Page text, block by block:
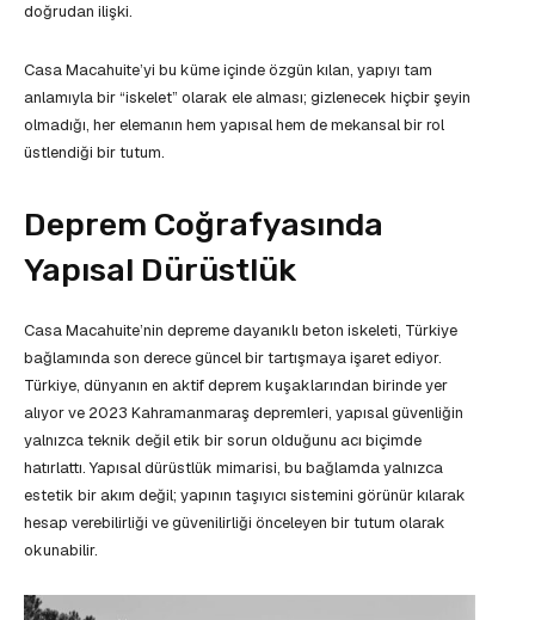
doğrudan ilişki.
Casa Macahuite’yi bu küme içinde özgün kılan, yapıyı tam
anlamıyla bir “iskelet” olarak ele alması; gizlenecek hiçbir şeyin
olmadığı, her elemanın hem yapısal hem de mekansal bir rol
üstlendiği bir tutum.
Deprem Coğrafyasında
Yapısal Dürüstlük
Casa Macahuite’nin depreme dayanıklı beton iskeleti, Türkiye
bağlamında son derece güncel bir tartışmaya işaret ediyor.
Türkiye, dünyanın en aktif deprem kuşaklarından birinde yer
alıyor ve 2023 Kahramanmaraş depremleri, yapısal güvenliğin
yalnızca teknik değil etik bir sorun olduğunu acı biçimde
hatırlattı. Yapısal dürüstlük mimarisi, bu bağlamda yalnızca
estetik bir akım değil; yapının taşıyıcı sistemini görünür kılarak
hesap verebilirliği ve güvenilirliği önceleyen bir tutum olarak
okunabilir.